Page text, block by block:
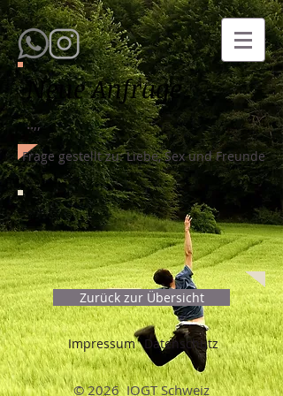
Neue Anfrage
..,,
Frage gestellt zu: Liebe, Sex und Freunde
Zurück zur Übersicht
Impressum Datenschutz
© 2026 IOGT Schweiz